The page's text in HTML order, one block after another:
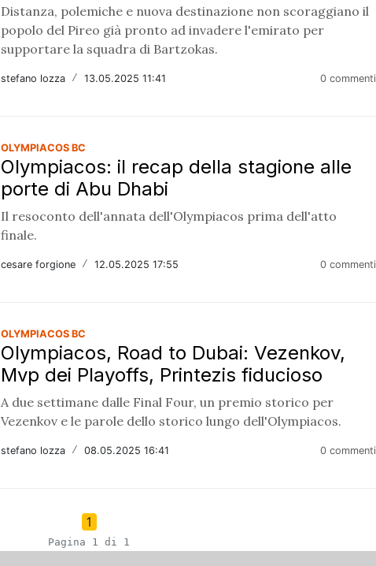
Distanza, polemiche e nuova destinazione non scoraggiano il
popolo del Pireo già pronto ad invadere l'emirato per
supportare la squadra di Bartzokas.
stefano lozza / 13.05.2025 11:41 0 commenti
OLYMPIACOS BC
Olympiacos: il recap della stagione alle
porte di Abu Dhabi
Il resoconto dell'annata dell'Olympiacos prima dell'atto
finale.
cesare forgione / 12.05.2025 17:55 0 commenti
OLYMPIACOS BC
Olympiacos, Road to Dubai: Vezenkov,
Mvp dei Playoffs, Printezis fiducioso
A due settimane dalle Final Four, un premio storico per
Vezenkov e le parole dello storico lungo dell'Olympiacos.
stefano lozza / 08.05.2025 16:41 0 commenti
1
Pagina 1 di 1